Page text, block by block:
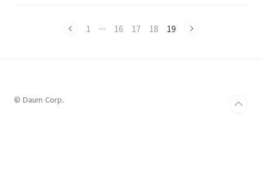
의 개수는 1+4*n 이 된다. 그리고 우측 상단부터
세우고, 그 이후로는 단순 구현으로 풀..
1 ··· 16 17 18 19
© Daum Corp.